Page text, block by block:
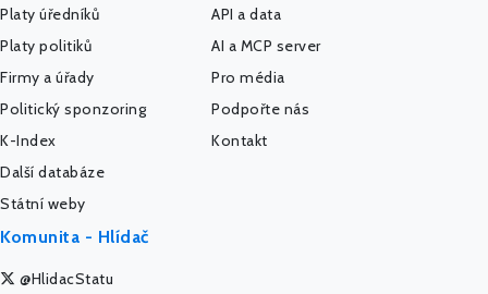
Platy úředníků
Platy politiků
Firmy a úřady
Politický sponzoring
K-Index
Další databáze
Státní weby
API a data
AI a MCP server
Pro média
Podpořte nás
Kontakt
Komunita - Hlídač
@HlidacStatu